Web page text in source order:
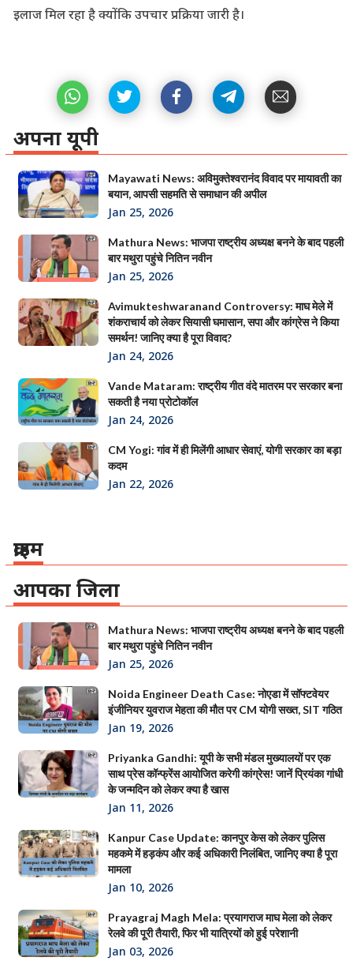
इलाज मिल रहा है क्योंकि उपचार प्रक्रिया जारी है।
अपना यूपी
Mayawati News: अविमुक्तेश्वरानंद विवाद पर मायावती का
बयान, आपसी सहमति से समाधान की अपील
Jan 25, 2026
Mathura News: भाजपा राष्ट्रीय अध्यक्ष बनने के बाद पहली
बार मथुरा पहुंचे नितिन नवीन
Jan 25, 2026
Avimukteshwaranand Controversy: माघ मेले में
शंकराचार्य को लेकर सियासी घमासान, सपा और कांग्रेस ने किया
समर्थन! जानिए क्या है पूरा विवाद?
Jan 24, 2026
Vande Mataram: राष्ट्रीय गीत वंदे मातरम पर सरकार बना
सकती है नया प्रोटोकॉल
Jan 24, 2026
CM Yogi: गांव में ही मिलेंगी आधार सेवाएं, योगी सरकार का बड़ा
कदम
Jan 22, 2026
क्राइम
आपका जिला
Mathura News: भाजपा राष्ट्रीय अध्यक्ष बनने के बाद पहली
बार मथुरा पहुंचे नितिन नवीन
Jan 25, 2026
Noida Engineer Death Case: नोएडा में सॉफ्टवेयर
इंजीनियर युवराज मेहता की मौत पर CM योगी सख्त, SIT गठित
Jan 19, 2026
Priyanka Gandhi: यूपी के सभी मंडल मुख्यालयों पर एक
साथ प्रेस कॉन्फ्रेंस आयोजित करेगी कांग्रेस! जानें प्रियंका गांधी
के जन्मदिन को लेकर क्या है खास
Jan 11, 2026
Kanpur Case Update: कानपुर केस को लेकर पुलिस
महकमे में हड़कंप और कई अधिकारी निलंबित, जानिए क्या है पूरा
मामला
Jan 10, 2026
Prayagraj Magh Mela: प्रयागराज माघ मेला को लेकर
रेलवे की पूरी तैयारी, फिर भी यात्रियों को हुई परेशानी
Jan 03, 2026